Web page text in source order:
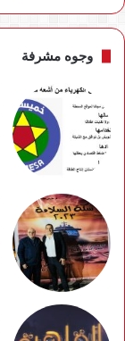
وجوه مشرفة